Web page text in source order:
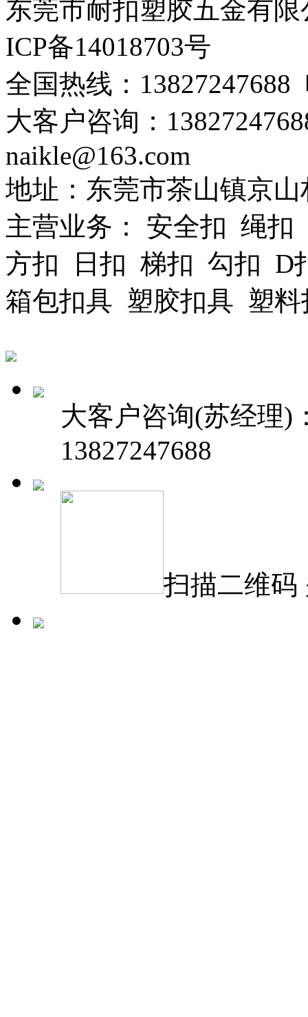
东莞市耐扣塑胶五金有
ICP备14018703号
全国热线：13827247688
大客户咨询：
naikle@163.com
地址：东莞市茶山镇京
主营业务：
安全扣 绳
方扣 日扣 梯扣 勾扣 D
箱包扣具 塑胶扣具 塑
大客户咨询(苏经理)
13827247688
扫描二维码